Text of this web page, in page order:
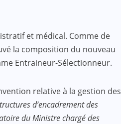
et médical. Comme de
la composition du nouveau
Entraineur-Sélectionneur.
relative à la gestion des
d’encadrement des
du Ministre chargé des